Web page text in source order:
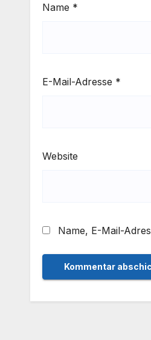
Name *
E-Mail-Adresse *
Website
Name, E-Mail-